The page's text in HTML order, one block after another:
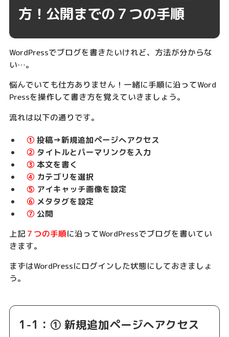
方！公開までの７つの手順
WordPressでブログを書きたいけれど、方法が分からな
い…。
悩んでいても仕方ありません！一緒に手順に沿ってWord
Pressを操作して書き方を覚えていきましょう。
流れは以下の通りです。
① 投稿→新規追加ページへアクセス
② タイトルとパーマリンクを入力
③ 本文を書く
④ カテゴリを選択
⑤ アイキャッチ画像を設定
⑥ メタタグを設定
⑦ 公開
上記７つの手順に沿ってWordPressでブログを書いてい
きます。
まずはWordPressにログインした状態にしておきましょ
う。
1-1：① 新規追加ページへアクセス